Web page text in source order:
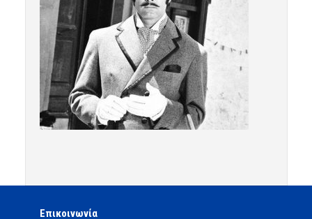
Επικοινωνία